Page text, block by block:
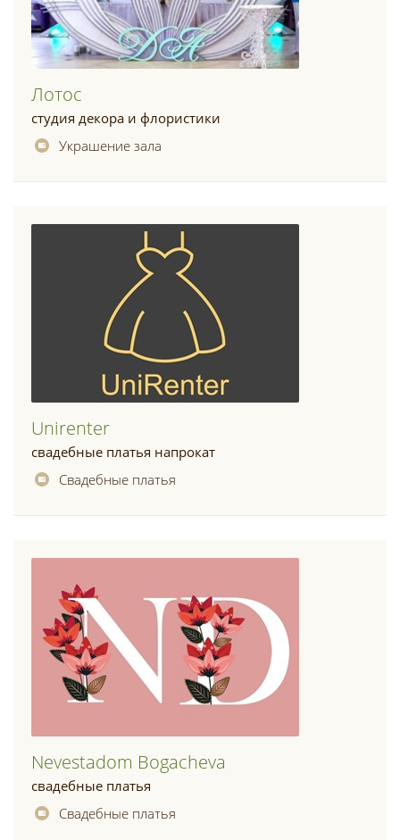
Лотос
студия декора и флористики
Украшение зала
Unirenter
свадебные платья напрокат
Свадебные платья
Nevestadom Bogacheva
свадебные платья
Свадебные платья